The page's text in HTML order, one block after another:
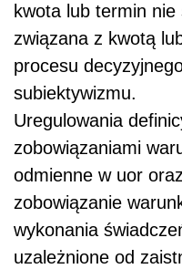
kwota lub termin
związana z kwotą
procesu
subiektywizmu.
Uregulowania
zobowiązaniami
odmienne w uor
zobowiązanie
wykonania
uzależnione od